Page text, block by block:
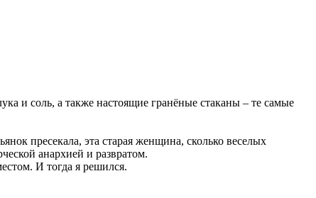
и соль, а также настоящие гранёные стаканы – те самые
пресекала, эта старая женщина, сколько веселых
анархией и развратом.
И тогда я решился.